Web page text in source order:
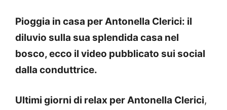
Pioggia in casa per Antonella Clerici: il
diluvio sulla sua splendida casa nel
bosco, ecco il video pubblicato sui social
dalla conduttrice.
Ultimi giorni di relax per Antonella Clerici,